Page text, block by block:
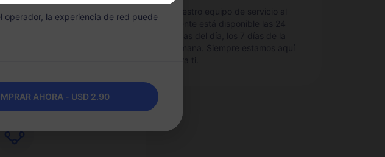
según sea necesario y
operador, la experiencia de red puede
AHORA - USD 2.90